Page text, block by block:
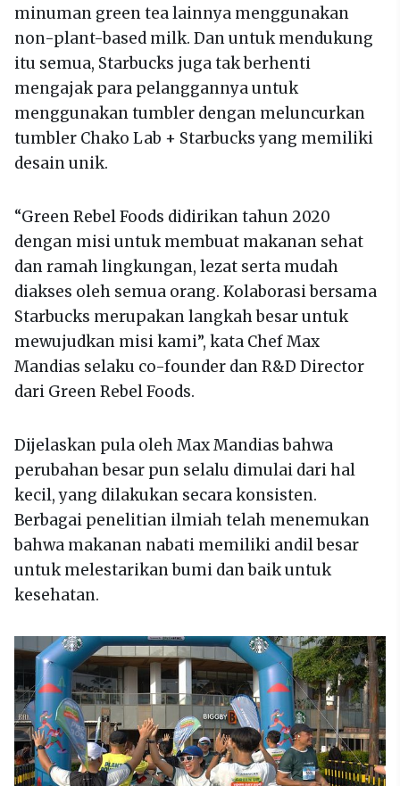
minuman green tea lainnya menggunakan
non-plant-based milk. Dan untuk mendukung
itu semua, Starbucks juga tak berhenti
mengajak para pelanggannya untuk
menggunakan tumbler dengan meluncurkan
tumbler Chako Lab + Starbucks yang memiliki
desain unik.
“Green Rebel Foods didirikan tahun 2020
dengan misi untuk membuat makanan sehat
dan ramah lingkungan, lezat serta mudah
diakses oleh semua orang. Kolaborasi bersama
Starbucks merupakan langkah besar untuk
mewujudkan misi kami”, kata Chef Max
Mandias selaku co-founder dan R&D Director
dari Green Rebel Foods.
Dijelaskan pula oleh Max Mandias bahwa
perubahan besar pun selalu dimulai dari hal
kecil, yang dilakukan secara konsisten.
Berbagai penelitian ilmiah telah menemukan
bahwa makanan nabati memiliki andil besar
untuk melestarikan bumi dan baik untuk
kesehatan.